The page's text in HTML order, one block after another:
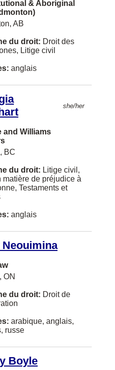
& Aboriginal
AB
du droit: Droit des
Litige civil
anglais
she/her
and Williams
BC
du droit: Litige civil,
matière de préjudice à
Testaments et
anglais
Neouimina
ON
du droit: Droit de
arabique, anglais,
russe
Boyle